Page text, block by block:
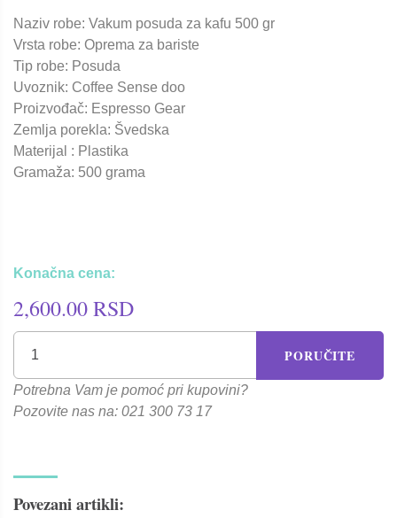
Naziv robe: Vakum posuda za kafu 500 gr
Vrsta robe: Oprema za bariste
Tip robe: Posuda
Uvoznik: Coffee Sense doo
Proizvođač: Espresso Gear
Zemlja porekla: Švedska
Materijal : Plastika
Gramaža: 500 grama
Konačna cena:
2,600.00 RSD
PORUČITE
Potrebna Vam je pomoć pri kupovini?
Pozovite nas na: 021 300 73 17
Povezani artikli: